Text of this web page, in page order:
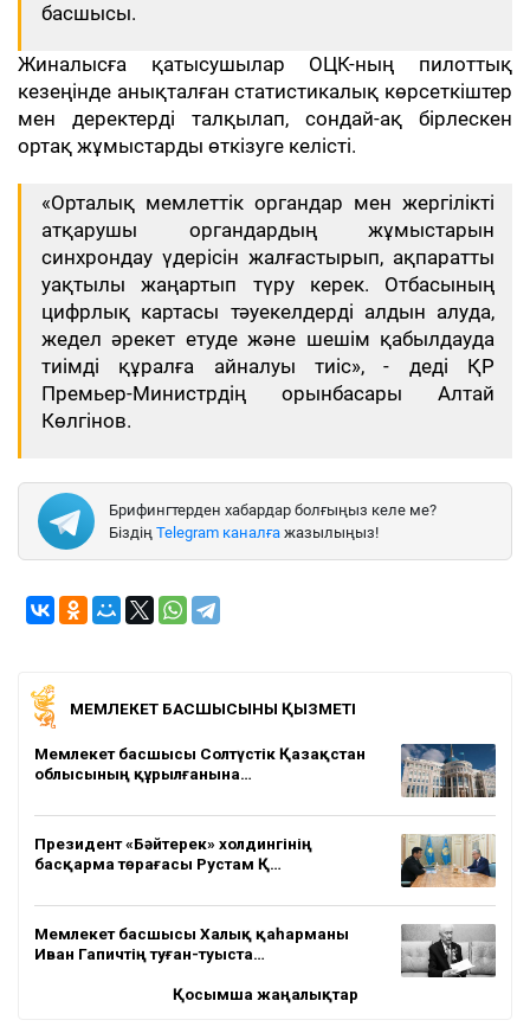
басшысы.
Жиналысға қатысушылар ОЦК-ның пилоттық
кезеңінде анықталған статистикалық көрсеткіштер
мен деректерді талқылап, сондай-ақ бірлескен
ортақ жұмыстарды өткізуге келісті.
«Орталық мемлеттік органдар мен жергілікті
атқарушы органдардың жұмыстарын
синхрондау үдерісін жалғастырып, ақпаратты
уақтылы жаңартып түру керек. Отбасының
цифрлық картасы тәуекелдерді алдын алуда,
жедел әрекет етуде және шешім қабылдауда
тиімді құралға айналуы тиіс», - деді ҚР
Премьер-Министрдің орынбасары Алтай
Көлгінов.
Брифингтерден хабардар болғыңыз келе ме?
Біздің Telegram каналға жазылыңыз!
МЕМЛЕКЕТ БАСШЫСЫНЫҢ ҚЫЗМЕТІ
Мемлекет басшысы Солтүстік Қазақстан
облысының құрылғанына…
Президент «Бәйтерек» холдингінің
басқарма төрағасы Рустам Қ…
Мемлекет басшысы Халық қаһарманы
Иван Гапичтің туған-туыста…
Қосымша жаңалықтар